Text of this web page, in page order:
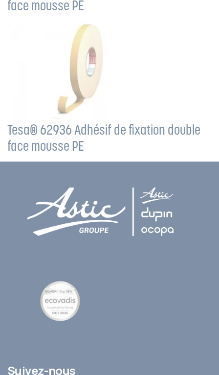
face mousse PE
Tesa® 62936 Adhésif de fixation double
face mousse PE
Suivez-nous